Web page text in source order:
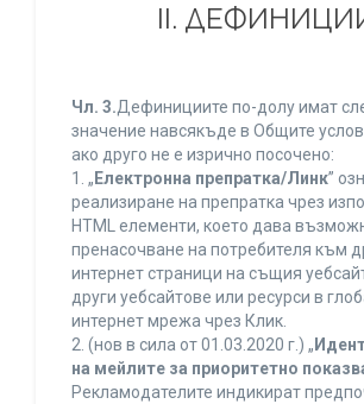
ІІ.
Чл. 3.Дефинициите по-долу имат
значение навсякъде в Общите
ако друго не е изрично посочено:
1. „ Електронна препратка/Линк”
реализиране на препратка чрез
HTML елементи, което дава
пренасочване на потребителя към
интернет страници на същия
други уебсайтове или ресурси в
интернет мрежа чрез Клик.
2. (нов в сила от 01.03.2020 г.) „
на мейлите за приоритетно
Рекламодателите индикират